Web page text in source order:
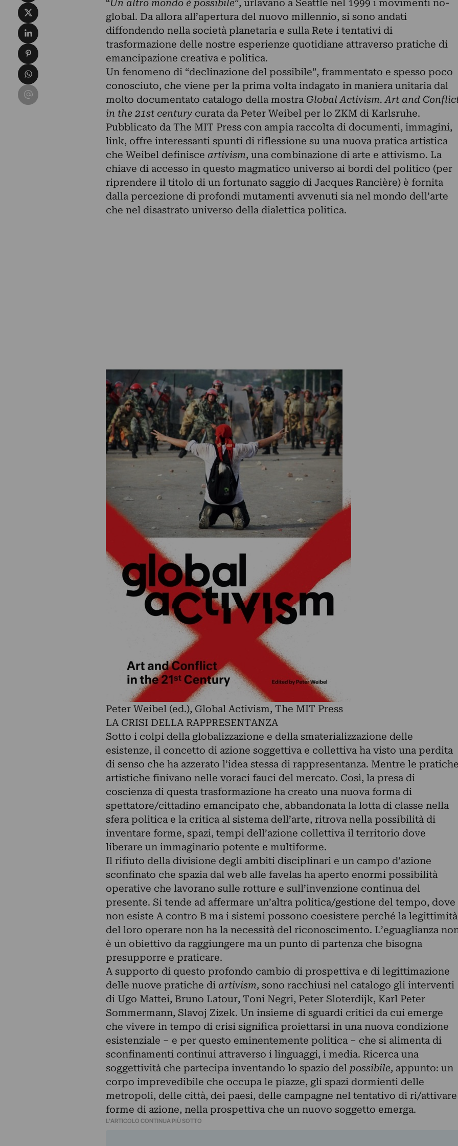
“Un altro mondo è possibile”, urlavano a Seattle nel 1999 i movimenti no-
global. Da allora all’apertura del nuovo millennio, si sono andati
diffondendo nella società planetaria e sulla Rete i tentativi di
trasformazione delle nostre esperienze quotidiane attraverso pratiche di
emancipazione creativa e politica.
Un fenomeno di “declinazione del possibile”, frammentato e spesso poco
conosciuto, che viene per la prima volta indagato in maniera unitaria dal
molto documentato catalogo della mostra Global Activism.Art and
in the 21st century curata da Peter Weibel per lo ZKM di Karlsruhe.
Pubblicato da The MIT Press con ampia raccolta di documenti, immagini,
link, offre interessanti spunti di riflessione su una nuova pratica artistica
che Weibel definisce artivism, una combinazione di arte e attivismo. La
chiave di accesso in questo magmatico universo ai bordi del politico (per
riprendere il titolo di un fortunato saggio di Jacques Rancière) è fornita
dalla percezione di profondi mutamenti avvenuti sia nel mondo dell’arte
che nel disastrato universo della dialettica politica.
Peter Weibel (ed.), Global Activism, The MIT Press
LA CRISI DELLA RAPPRESENTANZA
Sotto i colpi della globalizzazione e della smaterializzazione delle
esistenze, il concetto di azione soggettiva e collettiva ha visto una perdita
di senso che ha azzerato l’idea stessa di rappresentanza. Mentre le
artistiche finivano nelle voraci fauci del mercato. Così, la presa di
coscienza di questa trasformazione ha creato una nuova forma di
spettatore/cittadino emancipato che, abbandonata la lotta di classe nella
sfera politica e la critica al sistema dell’arte, ritrova nella possibilità di
inventare forme, spazi, tempi dell’azione collettiva il territorio dove
liberare un immaginario potente e multiforme.
Il rifiuto della divisione degli ambiti disciplinari e un campo d’azione
sconfinato che spazia dal web alle favelas ha aperto enormi possibilità
operative che lavorano sulle rotture e sull’invenzione continua del
presente. Si tende ad affermare un’altra politica/gestione del tempo, dove
non esiste A contro B ma i sistemi possono coesistere perché la legittimità
del loro operare non ha la necessità del riconoscimento. L’eguaglianza
è un obiettivo da raggiungere ma un punto di partenza che bisogna
presupporre e praticare.
A supporto di questo profondo cambio di prospettiva e di legittimazione
delle nuove pratiche di artivism, sono racchiusi nel catalogo gli interventi
di Ugo Mattei, Bruno Latour, Toni Negri, Peter Sloterdijk, Karl Peter
Sommermann, Slavoj Zizek. Un insieme di sguardi critici da cui emerge
che vivere in tempo di crisi significa proiettarsi in una nuova condizione
esistenziale – e per questo eminentemente politica – che si alimenta di
sconfinamenti continui attraverso i linguaggi, i media. Ricerca una
soggettività che partecipa inventando lo spazio del possibile, appunto: un
corpo imprevedibile che occupa le piazze, gli spazi dormienti delle
metropoli, delle città, dei paesi, delle campagne nel tentativo di ri/attivare
forme di azione, nella prospettiva che un nuovo soggetto emerga.
L'ARTICOLO CONTINUA PIÙ SOTTO
Condividi su X
Condividi su LinkedIn
Condividi su Pinterest
Condividi su WhatsApp
Condividi su Email